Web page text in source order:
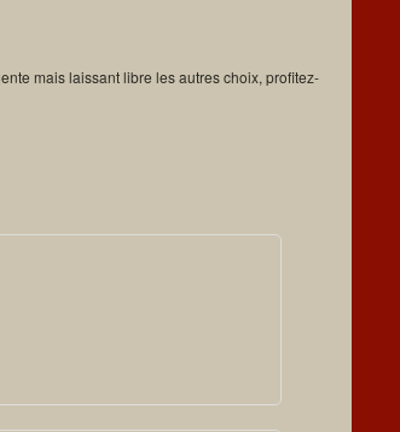
mais laissant libre les autres choix, profitez-